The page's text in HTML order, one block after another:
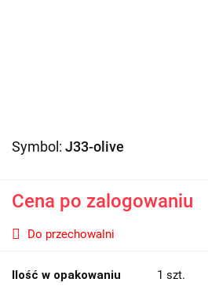
Symbol: J33-olive
Cena po zalogowaniu
Do przechowalni
Ilość w opakowaniu 1 szt.